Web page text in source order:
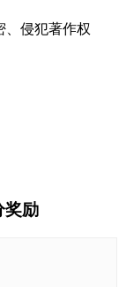
、侵犯著作权
奖励